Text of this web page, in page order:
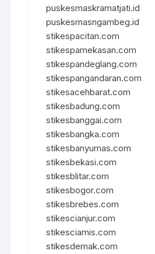
puskesmaskramatjati.id
puskesmasngambeg.id
stikespacitan.com
stikespamekasan.com
stikespandeglang.com
stikespangandaran.com
stikesacehbarat.com
stikesbadung.com
stikesbanggai.com
stikesbangka.com
stikesbanyumas.com
stikesbekasi.com
stikesblitar.com
stikesbogor.com
stikesbrebes.com
stikescianjur.com
stikesciamis.com
stikesdemak.com